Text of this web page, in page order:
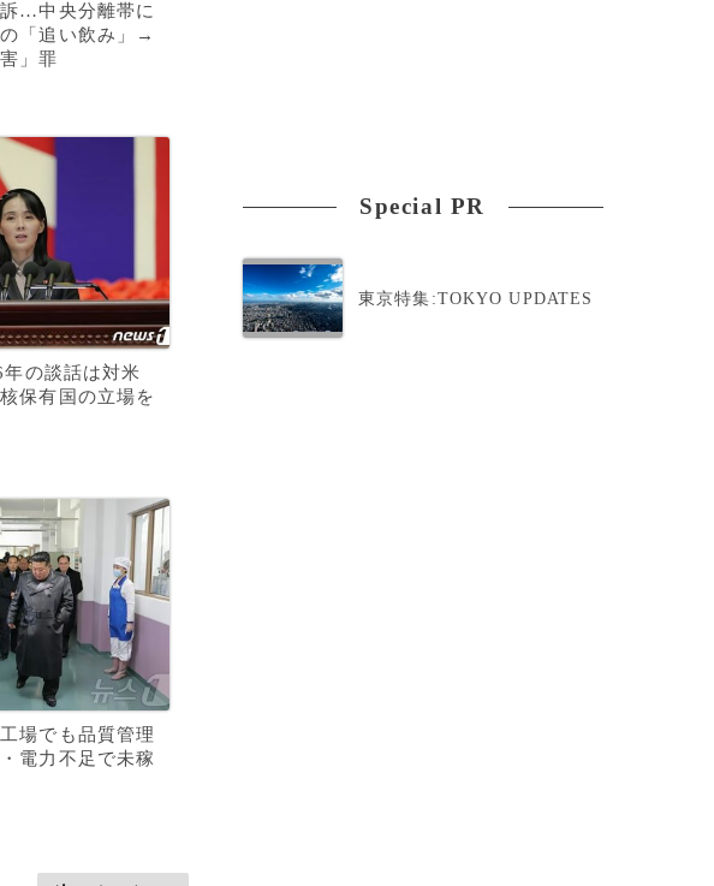
…中央分離帯に
「追い飲み」→
」罪
の談話は対米
保有国の立場を
場でも品質管理
電力不足で未稼
Special PR
東京特集:TOKYO UPDATES